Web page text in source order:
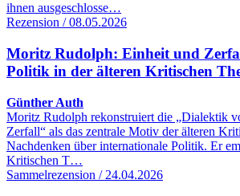
ihnen ausgeschlosse…
Rezension / 08.05.2026
Moritz Rudolph: Einheit und
Politik in der älteren Kritischen
Günther Auth
Moritz Rudolph rekonstruiert die „Dialektik
Zerfall“ als das zentrale Motiv der älteren
Nachdenken über internationale Politik. Er
Kritischen T…
Sammelrezension / 24.04.2026